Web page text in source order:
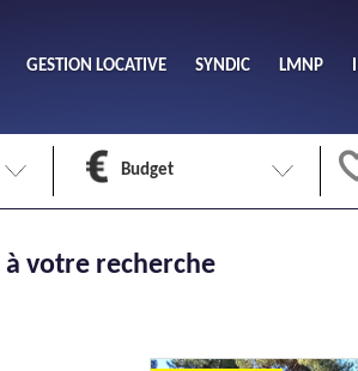
GESTION LOCATIVE SYNDIC LMNP
Budget
votre recherche